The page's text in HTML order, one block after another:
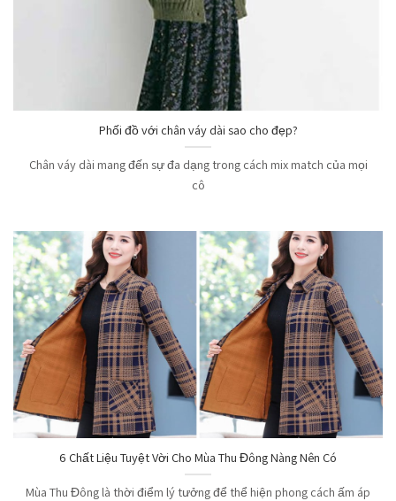
Phối đồ với chân váy dài sao cho đẹp?
Chân váy dài mang đến sự đa dạng trong cách mix match của mọi
cô
6 Chất Liệu Tuyệt Vời Cho Mùa Thu Đông Nàng Nên Có
Mùa Thu Đông là thời điểm lý tưởng để thể hiện phong cách ấm áp